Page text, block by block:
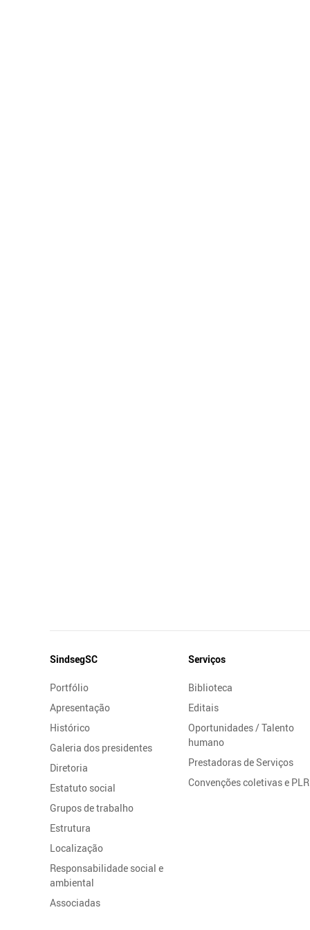
Mapa
Site
SindsegSC
Portfólio
Apresentação
Histórico
Galeria dos presidentes
Diretoria
Estatuto social
Grupos de trabalho
Estrutura
Localização
Responsabilidade social e
ambiental
Associadas
Serviços
Biblioteca
Editais
Oportunidades / Talento
humano
Prestadoras de Serviços
Convenções coletivas e PLR